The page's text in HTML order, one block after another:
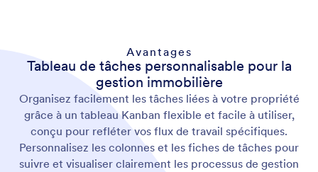
Avantages
Tableau de tâches personnalisable pour la
gestion immobilière
Organisez facilement les tâches liées à votre propriété
grâce à un tableau Kanban flexible et facile à utiliser,
conçu pour refléter vos flux de travail spécifiques.
Personnalisez les colonnes et les fiches de tâches pour
suivre et visualiser clairement les processus de gestion